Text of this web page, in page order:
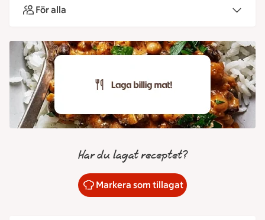
För alla
Har du lagat receptet?
Markera som tillagat